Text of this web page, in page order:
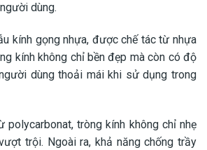
dùng.
kính gọng nhựa, được chế tác từ nhựa
kính không chỉ bền đẹp mà còn có độ
dùng thoải mái khi sử dụng trong
polycarbonat, tròng kính không chỉ nhẹ
trội. Ngoài ra, khả năng chống trầy